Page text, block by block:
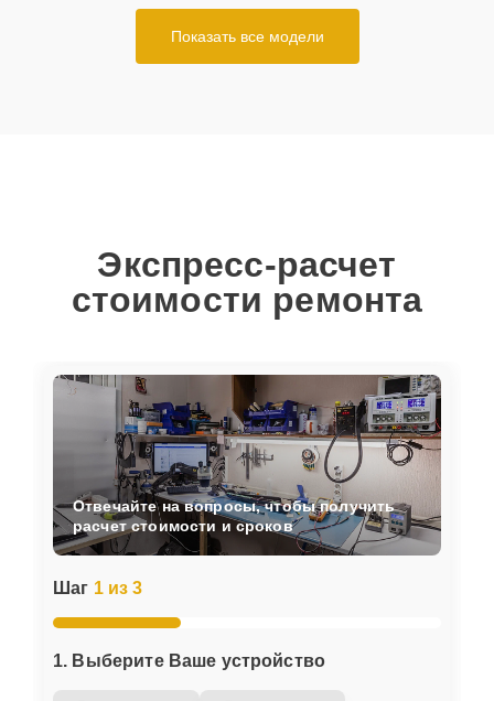
Показать все модели
Экспресс-расчет
стоимости ремонта
Шаг 1 из 3
1. Выберите Ваше устройство
Отвечайте на вопросы, чтобы получить
расчет стоимости и сроков